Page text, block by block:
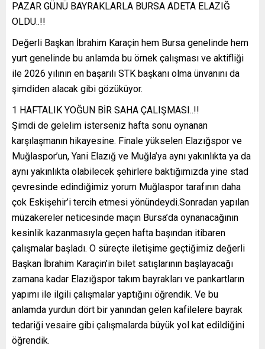
PAZAR GÜNÜ BAYRAKLARLA BURSA ADETA ELAZIĞ
OLDU..!!
Değerli Başkan İbrahim Karaçin hem Bursa genelinde hem
yurt genelinde bu anlamda bu örnek çalışması ve aktifliği
ile 2026 yılının en başarılı STK başkanı olma ünvanını da
şimdiden alacak gibi gözüküyor.
1 HAFTALIK YOĞUN BİR SAHA ÇALIŞMASI..!!
Şimdi de gelelim isterseniz hafta sonu oynanan
karşılaşmanın hikayesine. Finale yükselen Elazığspor ve
Muğlaspor’un, Yani Elazığ ve Muğla’ya aynı yakınlıkta ya da
aynı yakınlıkta olabilecek şehirlere baktığımızda yine stad
çevresinde edindiğimiz yorum Muğlaspor tarafının daha
çok Eskişehir’i tercih etmesi yönündeydi.Sonradan yapılan
müzakereler neticesinde maçın Bursa’da oynanacağının
kesinlik kazanmasıyla geçen hafta başından itibaren
çalışmalar başladı. O süreçte iletişime geçtiğimiz değerli
Başkan İbrahim Karaçin’in bilet satışlarının başlayacağı
zamana kadar Elazığspor takım bayrakları ve pankartların
yapımı ile ilgili çalışmalar yaptığını öğrendik. Ve bu
anlamda yurdun dört bir yanından gelen kafilelere bayrak
tedariği vesaire gibi çalışmalarda büyük yol kat edildiğini
öğrendik.